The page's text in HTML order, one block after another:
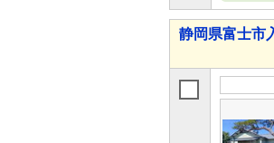
静岡県富士市